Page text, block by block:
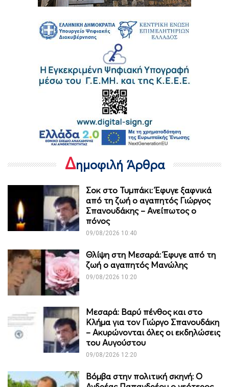
Δημοφιλή Άρθρα
Σοκ στο Τυμπάκι: Έφυγε ξαφνικά
από τη ζωή ο αγαπητός Γιώργος
Σπανουδάκης – Ανείπωτος ο
πόνος
09/08/2026 10:40
Θλίψη στη Μεσαρά: Έφυγε από τη
ζωή ο αγαπητός Μανώλης
09/08/2026 10:20
Μεσαρά: Βαρύ πένθος και στο
Κλήμα για τον Γιώργο Σπανουδάκη
– Ακυρώνονται όλες οι εκδηλώσεις
του Αυγούστου
09/08/2026 12:20
Βόμβα στην πολιτική σκηνή: Ο